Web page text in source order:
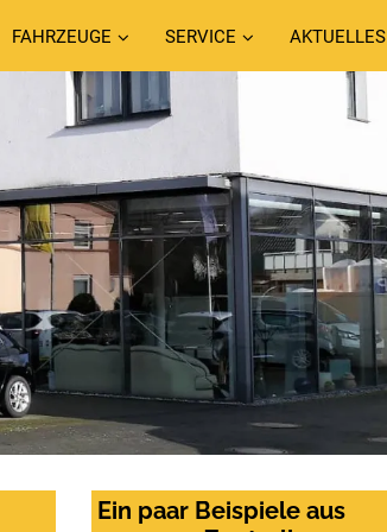
FAHRZEUGE SERVICE AKTUELLES
Ein paar Beispiele aus